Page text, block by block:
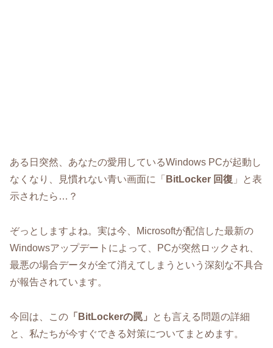
ある日突然、あなたの愛用しているWindows PCが起動し
なくなり、見慣れない青い画面に「 BitLocker 回復 」と表
示されたら…？
ぞっとしますよね。実は今、Microsoftが配信した最新の
Windowsアップデートによって、PCが突然ロックされ、
最悪の場合データが全て消えてしまうという深刻な不具合
が報告されています。
今回は、この 「BitLockerの罠」
とも言える問題の詳細
と、私たちが今すぐできる対策についてまとめます。